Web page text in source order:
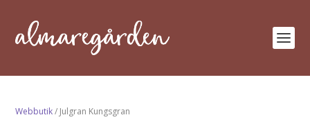
Webbutik/ Julgran Kungsgran